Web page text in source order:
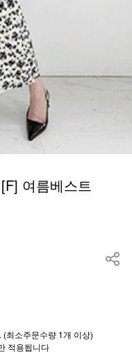
여름베스트
최소주문수량 1개 이상)
적용됩니다